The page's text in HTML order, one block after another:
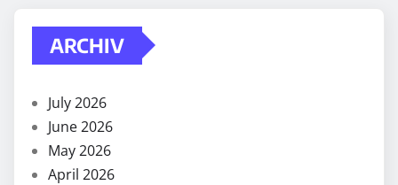
ARCHIV
July 2026
June 2026
May 2026
April 2026